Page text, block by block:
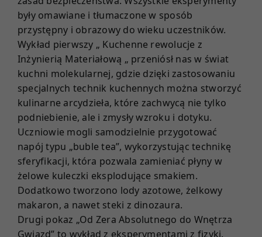
były omawiane i tłumaczone w sposób
przystępny i obrazowy do wieku uczestników.
Wykład pierwszy „ Kuchenne rewolucje z
Inżynierią Materiałową „ przeniósł nas w świat
kuchni molekularnej, gdzie dzięki zastosowaniu
specjalnych technik kuchennych można stworzyć
kulinarne arcydzieła, które zachwycą nie tylko
podniebienie, ale i zmysły wzroku i dotyku.
Uczniowie mogli samodzielnie przygotować
napój typu „buble tea”, wykorzystując technikę
sferyfikacji, która pozwala zamieniać płyny w
żelowe kuleczki eksplodujące smakiem.
Dodatkowo tworzono lody azotowe, żelkowy
makaron, a nawet steki z dinozaura.
Drugi pokaz „Od Zera Absolutnego do Wnętrza
Gwiazd” to wykład z eksperymentami z fizyki.